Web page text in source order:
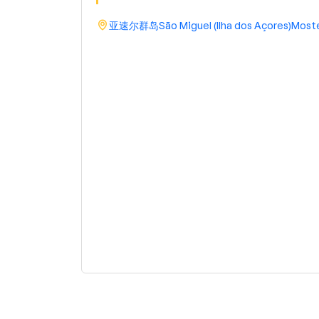
亚速尔群岛São Miguel (Ilha dos Açores)